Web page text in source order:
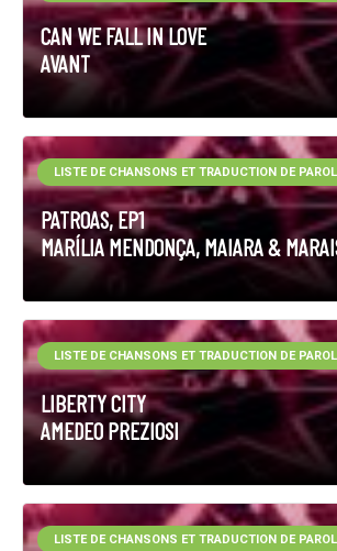
CAN WE FALL IN LOVE
AVANT
PATROAS, EP1
MARÍLIA MENDONÇA, MAIARA &
LISTE DE CHANSONS ET TRADUCTION DE
LIBERTY CITY
AMEDEO PREZIOSI
LISTE DE CHANSONS ET TRADUCTION DE
LISTE DE CHANSONS ET TRADUCTION DE